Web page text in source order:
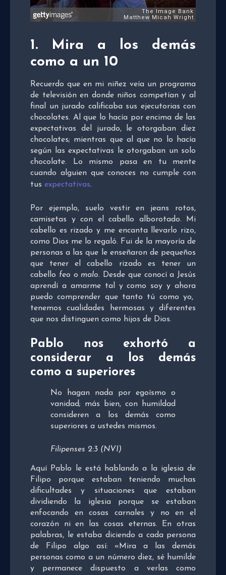
1. Mira a los demás
como a un 10
Recuerdo que en mi niñez veía un programa
de televisión en donde niños competían y al
final un jurado calificaba sus ejecutorias con
chocolates. Al que lo hacía por encima de las
expectativas del jurado, le otorgaban diez
chocolates; mientras que al que no lo hacía
según las expectativas le otorgaban un solo
chocolate. Lo mismo pasa en tu mente
cuando alguien que conoces no cumple con
tus expectativas.
Por ejemplo, suelo vestir en jeans rotos,
camisetas y con el cabello alborotado. Mi
cabello es rizado y me encanta llevarlo rizo,
como Dios me lo regaló. Fui de la mayoría de
personas a las que le enseñaron de pequeños
que tener el cabello rizado es tener un
cabello feo o malo. Desde que conocí a Jesús
aprendí a amarme tal y como soy y ahora
puedo comprender que tanto tú como yo,
tenemos cualidades hermosas y diferentes
que nos distinguen como hijos de Dios.
Pablo nos exhortó a
considerar a los demás
como a superiores
No hagan nada por egoísmo o
vanidad; más bien, con humildad
consideren a los demás como
superiores a ustedes mismos.
Filipenses 2:3 (NVI)
Aquí Pablo le está hablando a la iglesia de
Filipo porque estaban teniendo muchas
dificultades y situaciones que estaban
dividiendo la iglesia porque se estaban
enfocando en cosas carnales y no en el
corazón ni en las cosas eternas. En otras
palabras, le estaba diciendo a cada persona
de Filipo algo así: «Mira a las demás
personas como a un número diez, sé humilde
y permanece dispuesto a verlas como